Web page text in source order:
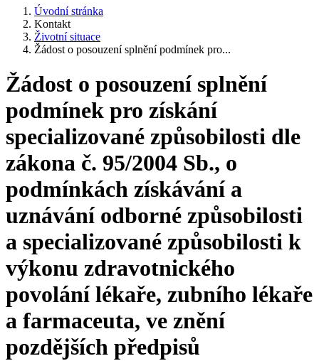
Úvodní stránka
Kontakt
Životní situace
Žádost o posouzení splnění podmínek pro...
Žádost o posouzení splnění
podmínek pro získání
specializované způsobilosti dle
zákona č. 95/2004 Sb., o
podmínkách získávání a
uznávání odborné způsobilosti
a specializované způsobilosti k
výkonu zdravotnického
povolání lékaře, zubního lékaře
a farmaceuta, ve znění
pozdějších předpisů